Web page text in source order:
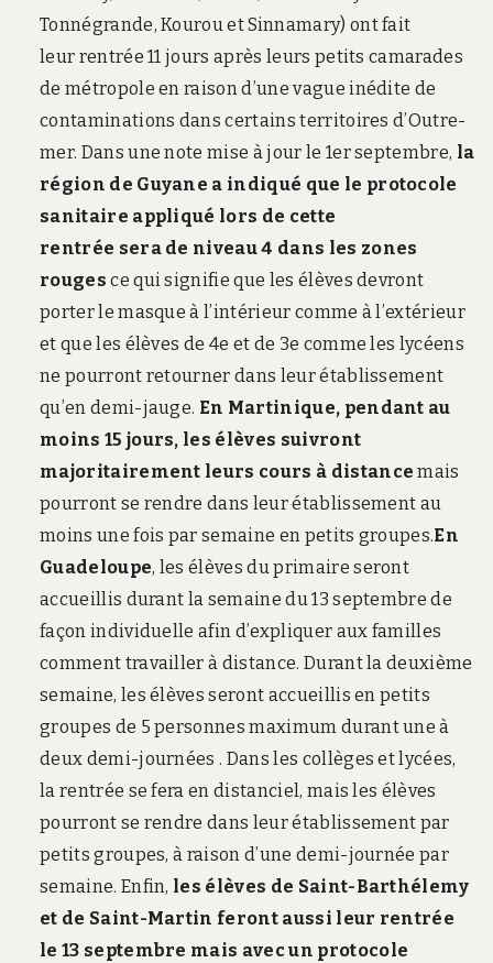
Tonnégrande, Kourou et Sinnamary) ont fait
leur rentrée 11 jours après leurs petits camarades
de métropole en raison d’une vague inédite de
contaminations dans certains territoires d’Outre-
mer. Dans une note mise à jour le 1er septembre, la
région de Guyane a indiqué que le protocole
sanitaire appliqué lors de cette
rentrée sera de niveau 4 dans les zones
rouges ce qui signifie que les élèves devront
porter le masque à l’intérieur comme à l’extérieur
et que les élèves de 4e et de 3e comme les lycéens
ne pourront retourner dans leur établissement
qu’en demi-jauge. En Martinique, pendant au
moins 15 jours, les élèves suivront
majoritairement leurs cours à distance mais
pourront se rendre dans leur établissement au
moins une fois par semaine en petits groupes.En
Guadeloupe, les élèves du primaire seront
accueillis durant la semaine du 13 septembre de
façon individuelle afin d’expliquer aux familles
comment travailler à distance. Durant la deuxième
semaine, les élèves seront accueillis en petits
groupes de 5 personnes maximum durant une à
deux demi-journées . Dans les collèges et lycées,
la rentrée se fera en distanciel, mais les élèves
pourront se rendre dans leur établissement par
petits groupes, à raison d’une demi-journée par
semaine. Enfin, les élèves de Saint-Barthélemy
et de Saint-Martin feront aussi leur rentrée
le 13 septembre mais avec un protocole